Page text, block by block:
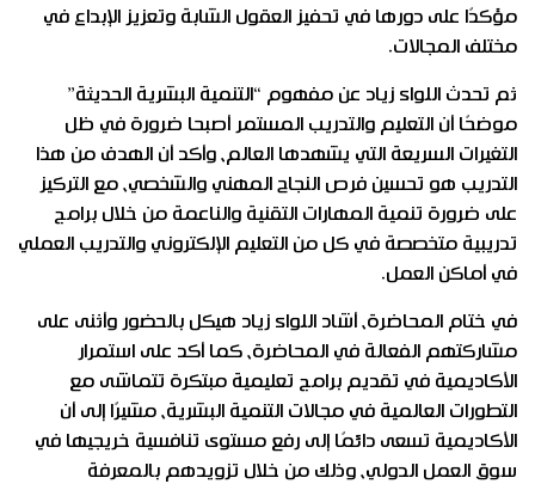
مؤكدًا على دورها في تحفيز العقول الشابة وتعزيز الإبداع في
مختلف المجالات.
ثم تحدث اللواء زياد عن مفهوم “التنمية البشرية الحديثة”
موضحًا أن التعليم والتدريب المستمر أصبحا ضرورة في ظل
التغيرات السريعة التي يشهدها العالم، وأكد أن الهدف من هذا
التدريب هو تحسين فرص النجاح المهني والشخصي، مع التركيز
على ضرورة تنمية المهارات التقنية والناعمة من خلال برامج
تدريبية متخصصة في كل من التعليم الإلكتروني والتدريب العملي
في أماكن العمل.
في ختام المحاضرة، أشاد اللواء زياد هيكل بالحضور وأثنى على
مشاركتهم الفعالة في المحاضرة، كما أكد على استمرار
الأكاديمية في تقديم برامج تعليمية مبتكرة تتماشى مع
التطورات العالمية في مجالات التنمية البشرية، مشيرًا إلى أن
الأكاديمية تسعى دائمًا إلى رفع مستوى تنافسية خريجيها في
سوق العمل الدولي، وذلك من خلال تزويدهم بالمعرفة